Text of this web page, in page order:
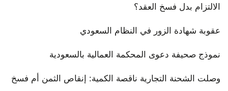
الالتزام بدل فسخ العقد؟
عقوبة شهادة الزور في النظام السعودي
نموذج صحيفة دعوى المحكمة العمالية بالسعودية
وصلت الشحنة التجارية ناقصة الكمية: إنقاص الثمن أم فسخ